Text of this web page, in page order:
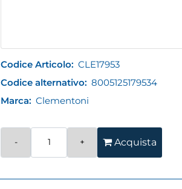
Codice Articolo: CLE17953
Codice alternativo: 8005125179534
Marca: Clementoni
Acquista